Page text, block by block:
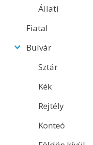
Állati
Fiatal
Bulvár
Sztár
Kék
Rejtély
Konteó